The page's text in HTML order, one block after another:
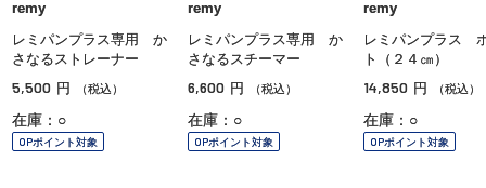
remy
レミパンプラス専用 か
さなるストレーナー
5,500 円 （税込）
在庫：○
OPポイント対象
remy
レミパンプラス専用 か
さなるスチーマー
6,600 円 （税込）
在庫：○
OPポイント対象
remy
レミパンプラス
ト（２４㎝）
14,850 円 （税込）
在庫：○
OPポイント対象